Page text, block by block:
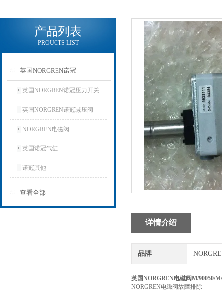
产品列表
PROUCTS LIST
英国NORGREN诺冠
英国NORGREN诺冠压力开关
英国NORGREN诺冠减压阀
NORGREN电磁阀
英国诺冠气缸
诺冠其他
查看全部
详情介绍
品牌
英国NORGREN电磁阀M/90050/
NORGREN电磁阀故障排除